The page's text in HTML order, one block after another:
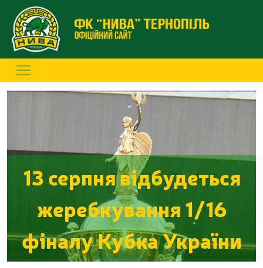
13 серпня відбудеться
жеребкування 1/16
фіналу Кубка України